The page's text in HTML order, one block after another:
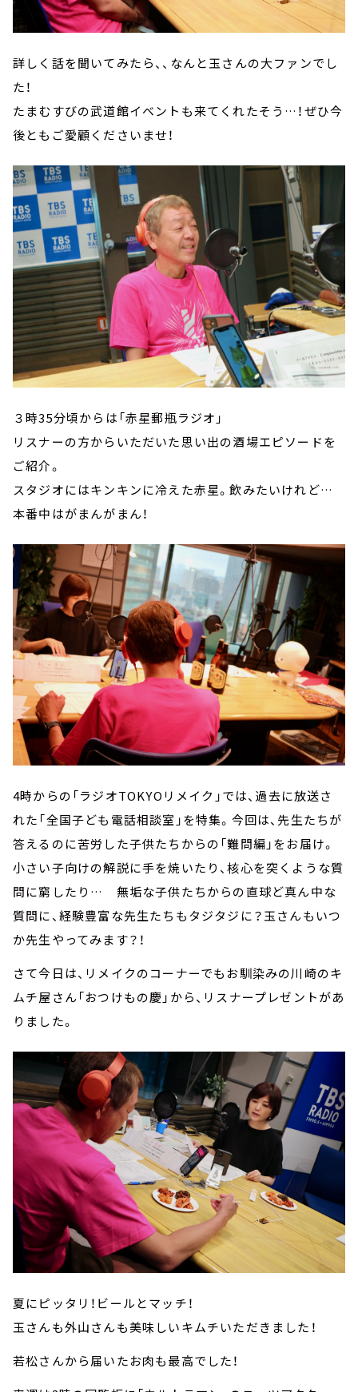
詳しく話を聞いてみたら、、なんと玉さんの大ファンでし
た！
たまむすびの武道館イベントも来てくれたそう…！ぜひ今
後ともご愛顧くださいませ！
３時35分頃からは「赤星郵瓶ラジオ」
リスナーの方からいただいた思い出の酒場エピソードを
ご紹介。
スタジオにはキンキンに冷えた赤星。飲みたいけれど…
本番中はがまんがまん！
4時からの「ラジオTOKYOリメイク」では、過去に放送さ
れた「全国子ども電話相談室」を特集。今回は、先生たちが
答えるのに苦労した子供たちからの「難問編」をお届け。
小さい子向けの解説に手を焼いたり、核心を突くような質
問に窮したり… 無垢な子供たちからの直球ど真ん中な
質問に、経験豊富な先生たちもタジタジに？玉さんもいつ
か先生やってみます？！
さて今日は、リメイクのコーナーでもお馴染みの川崎のキ
ムチ屋さん「おつけもの慶」から、リスナープレゼントがあ
りました。
夏にピッタリ！ビールとマッチ！
玉さんも外山さんも美味しいキムチいただきました！
若松さんから届いたお肉も最高でした！